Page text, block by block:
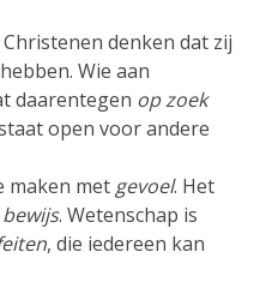
denken dat zij
Wie aan
daarentegen op zoek
open voor andere
maken met gevoel. Het
. Wetenschap is
, die iedereen kan